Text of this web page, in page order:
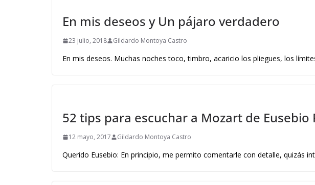
En mis deseos y Un pájaro verdadero
23 julio, 2018 Gildardo Montoya Castro
En mis deseos. Muchas noches toco, timbro, acaricio los pliegues, los
52 tips para escuchar a Mozart de Eusebio
12 mayo, 2017 Gildardo Montoya Castro
Querido Eusebio: En principio, me permito comentarle con detalle, quizás